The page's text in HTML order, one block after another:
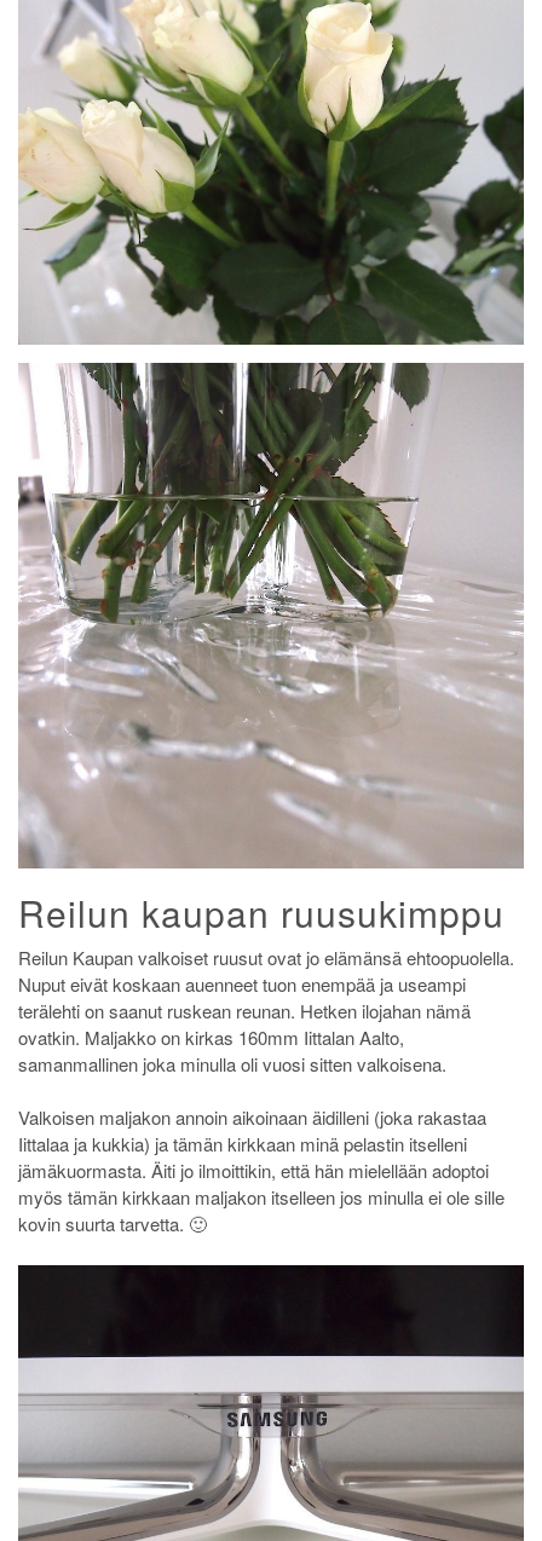
Reilun kaupan ruusukimppu
Reilun Kaupan valkoiset ruusut ovat jo elämänsä ehtoopuolella.
Nuput eivät koskaan auenneet tuon enempää ja useampi
terälehti on saanut ruskean reunan. Hetken ilojahan nämä
ovatkin. Maljakko on kirkas 160mm Iittalan Aalto,
samanmallinen joka minulla oli vuosi sitten valkoisena.
Valkoisen maljakon annoin aikoinaan äidilleni (joka rakastaa
Iittalaa ja kukkia) ja tämän kirkkaan minä pelastin itselleni
jämäkuormasta. Äiti jo ilmoittikin, että hän mielellään adoptoi
myös tämän kirkkaan maljakon itselleen jos minulla ei ole sille
kovin suurta tarvetta. 🙂